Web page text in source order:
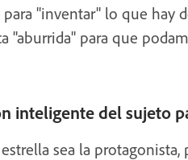
"inventar" lo que hay
"aburrida" para que
inteligente del sujeto
sea la